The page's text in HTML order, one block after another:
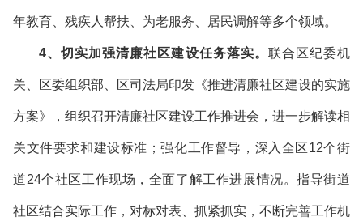
年教育、残疾人帮扶、为老服务、居民调解等多个领域。
4、切实加强清廉社区建设任务落实。 联合区纪委机
关、区委组织部、区司法局印发《推进清廉社区建设的实施
方案》，组织召开清廉社区建设工作推进会，进一步解读相
关文件要求和建设标准；强化工作督导，深入全区12个街
道24个社区工作现场，全面了解工作进展情况。指导街道
社区结合实际工作，对标对表、抓紧抓实，不断完善工作机